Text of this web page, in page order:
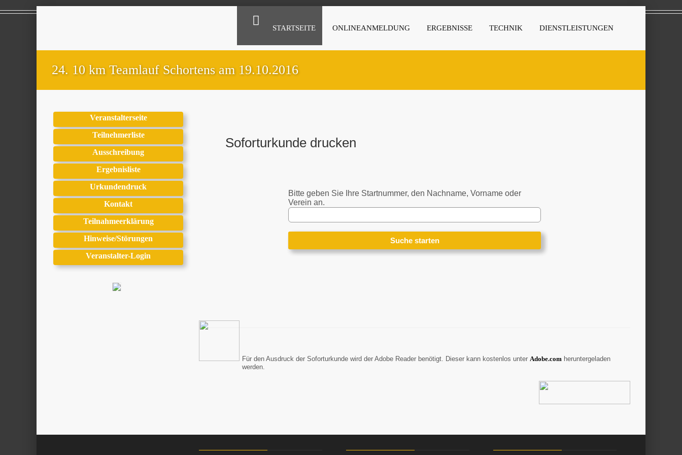
STARTSEITE ONLINEANMELDUNG ERGEBNISSE TECHNIK DIENSTLEISTUNGEN
24. 10 km Teamlauf Schortens am 19.10.2016
Veranstalterseite
Teilnehmerliste
Ausschreibung
Ergebnisliste
Urkundendruck
Kontakt
Teilnahmeerklärung
Hinweise/Störungen
Veranstalter-Login
Soforturkunde drucken
Bitte geben Sie Ihre Startnummer, den Nachname, Vorname oder
Verein an.
Für den Ausdruck der Soforturkunde wird der Adobe Reader benötigt. Dieser kann kostenlos unter Adobe.com heruntergeladen
werden.